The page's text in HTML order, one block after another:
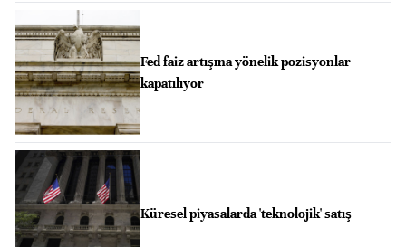
Fed faiz artışına yönelik pozisyonlar
kapatılıyor
Küresel piyasalarda 'teknolojik' satış